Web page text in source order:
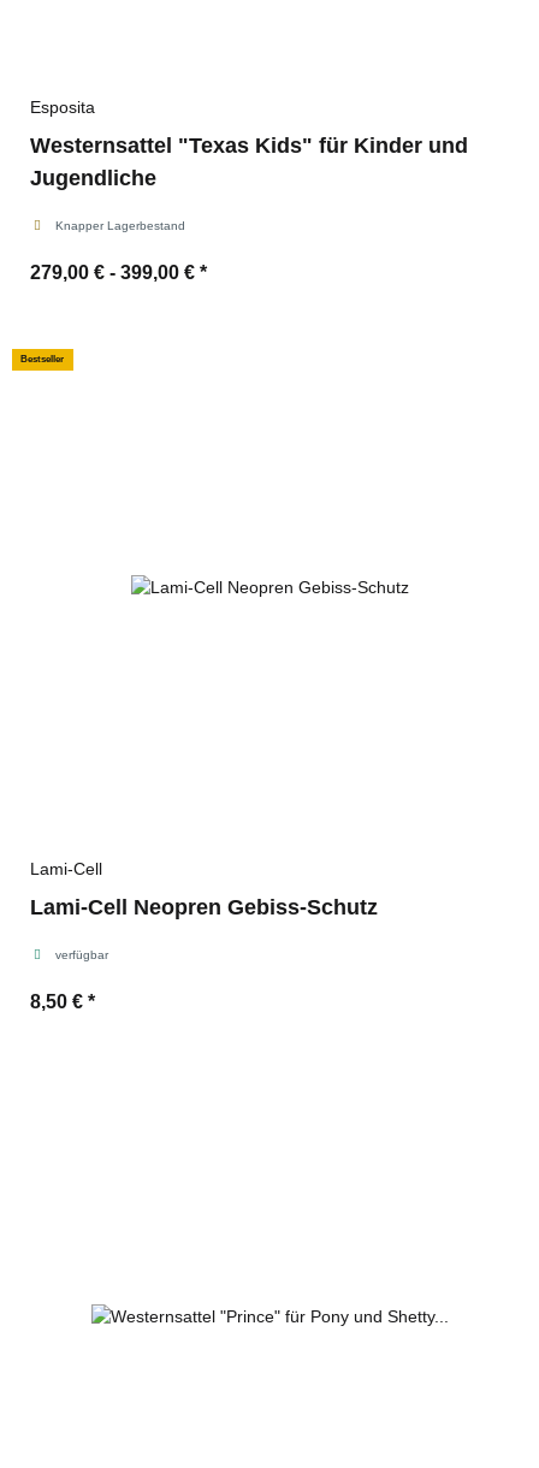
Esposita
Westernsattel "Texas Kids" für Kinder und
Jugendliche
Knapper Lagerbestand
279,00 € - 399,00 € *
Bestseller
Lami-Cell
Lami-Cell Neopren Gebiss-Schutz
verfügbar
8,50 € *